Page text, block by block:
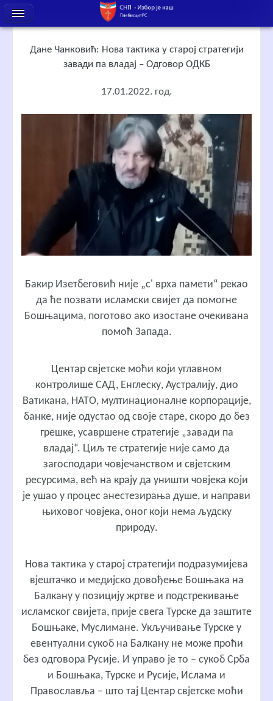
Дане Чанковић: Нова тактика у старој стратегији
завади па владај – Одговор ОДКБ
17.01.2022. год.
Бакир Изетбеговић није „с' врха памети“ рекао
да ће позвати исламски свијет да помогне
Бошњацима, поготово ако изостане очекивана
помоћ Запада.
Центар свјетске моћи који углавном
контролише САД, Енглеску, Аустралију, дио
Ватикана, НАТО, мултинационалне корпорације,
банке, није одустао од своје старе, скоро до без
грешке, усавршене стратегије „завади па
владај“. Циљ те стратегије није само да
загосподари човјечанством и свјетским
ресурсима, већ на крају да уништи човјека који
је ушао у процес анестезирања душе, и направи
њиховог човјека, оног који нема људску
природу.
Нова тактика у старој стратегији подразумијева
вјештачко и медијско довођење Бошњака на
Балкану у позицију жртве и подстрекивање
исламског свијета, прије свега Турске да заштите
Бошњаке, Муслимане. Укључивање Турске у
евентуални сукоб на Балкану не може проћи
без одговора Русије. И управо је то – сукоб Срба
и Бошњака, Турске и Русије, Ислама и
Православља – што тај Центар свјетске моћи